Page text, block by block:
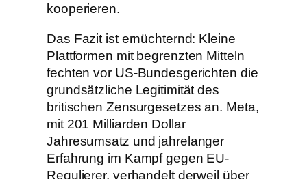
kooperieren.
Das Fazit ist ernüchternd: Kleine
Plattformen mit begrenzten Mitteln
fechten vor US-Bundesgerichten die
grundsätzliche Legitimität des
britischen Zensurgesetzes an. Meta,
mit 201 Milliarden Dollar
Jahresumsatz und jahrelanger
Erfahrung im Kampf gegen EU-
Regulierer, verhandelt derweil über